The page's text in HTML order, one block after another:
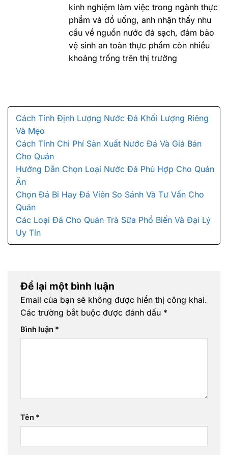
kinh nghiệm làm việc trong ngành thực
phẩm và đồ uống, anh nhận thấy nhu
cầu về nguồn nước đá sạch, đảm bảo
vệ sinh an toàn thực phẩm còn nhiều
khoảng trống trên thị trường
Cách Tính Định Lượng Nước Đá Khối Lượng Riêng
Và Mẹo
Cách Tính Chi Phí Sản Xuất Nước Đá Và Giá Bán
Cho Quán
Hướng Dẫn Chọn Loại Nước Đá Phù Hợp Cho Quán
Ăn
Chọn Đá Bi Hay Đá Viên So Sánh Và Tư Vấn Cho
Quán
Các Loại Đá Cho Quán Trà Sữa Phổ Biến Và Đại Lý
Uy Tín
Để lại một bình luận
Email của bạn sẽ không được hiển thị công khai.
Các trường bắt buộc được đánh dấu *
Bình luận *
Tên *